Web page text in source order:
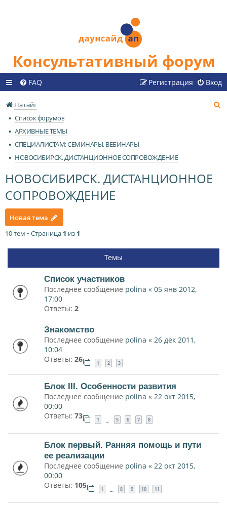
Консультативный форум
FAQ Вход
Регистрация
На сайт
Список форумов
АРХИВНЫЕ ТЕМЫ
СПЕЦИАЛИСТАМ: СЕМИНАРЫ, ВЕБИНАРЫ
НОВОСИБИРСК. ДИСТАНЦИОННОЕ СОПРОВОЖДЕНИЕ
НОВОСИБИРСК. ДИСТАНЦИОННОЕ
СОПРОВОЖДЕНИЕ
Новая тема
10 тем • Страница 1 из 1
Темы
Список участников
Последнее сообщение polina « 05 янв 2012,
17:00
Ответы: 2
Знакомство
Последнее сообщение polina « 26 дек 2011,
10:04
Ответы: 26 1 2 3
Блок III. Особенности развития
Последнее сообщение polina « 22 окт 2015,
00:00
Ответы: 73 1 … 5 6 7 8
Блок первый. Ранняя помощь и пути
ее реализации
Последнее сообщение polina « 22 окт 2015,
00:00
Ответы: 105 1 … 8 9 10 11